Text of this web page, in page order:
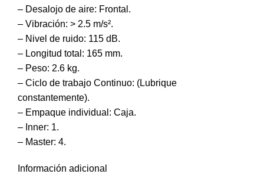
– Desalojo de aire: Frontal.
– Vibración: > 2.5 m/s².
– Nivel de ruido: 115 dB.
– Longitud total: 165 mm.
– Peso: 2.6 kg.
– Ciclo de trabajo Continuo: (Lubrique
constantemente).
– Empaque individual: Caja.
– Inner: 1.
– Master: 4.
Información adicional